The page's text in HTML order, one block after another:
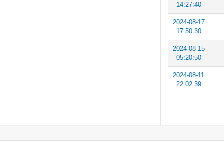
14:27:40
2024-08-17
17:50:30
2024-08-15
05:20:50
2024-08-11
22:02:39